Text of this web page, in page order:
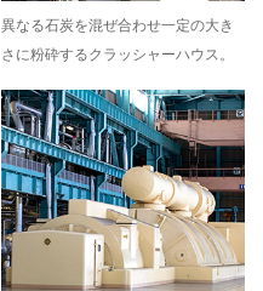
異なる石炭を混ぜ合わせ一定の大き
さに粉砕するクラッシャーハウス。